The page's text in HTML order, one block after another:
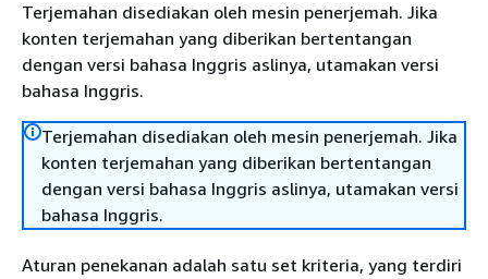
Terjemahan disediakan oleh mesin penerjemah. Jika
konten terjemahan yang diberikan bertentangan
dengan versi bahasa Inggris aslinya, utamakan versi
bahasa Inggris.
Terjemahan disediakan oleh mesin penerjemah. Jika
konten terjemahan yang diberikan bertentangan
dengan versi bahasa Inggris aslinya, utamakan versi
bahasa Inggris.
Aturan penekanan adalah satu set kriteria, yang terdiri